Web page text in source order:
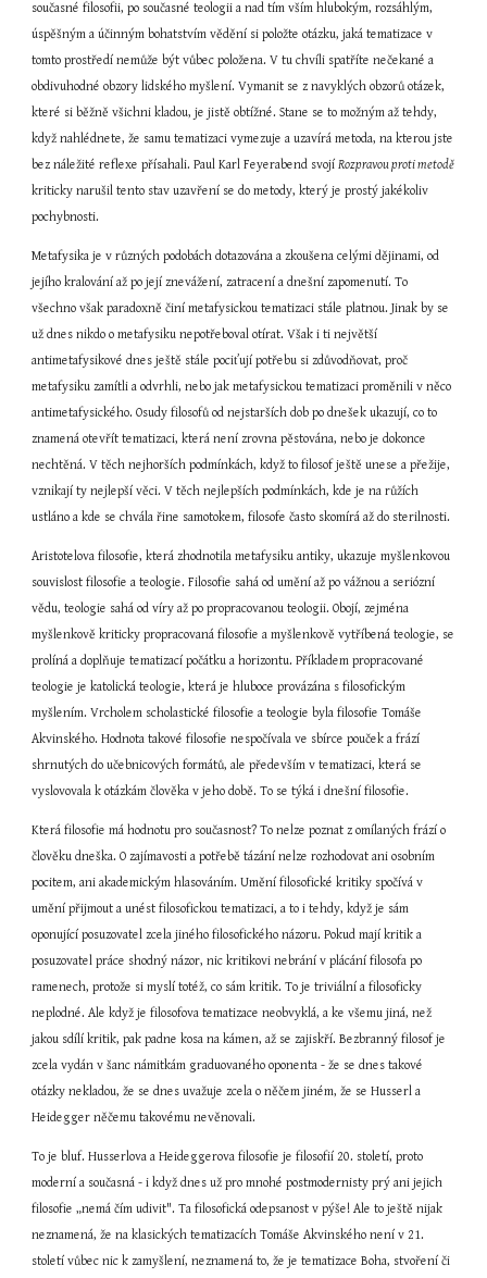
současné filosofii, po současné teologii a nad tím vším hlubokým, rozsáhlým,
úspěšným a účinným bohatstvím vědění si položte otázku, jaká tematizace v
tomto prostředí nemůže být vůbec položena. V tu chvíli spatříte nečekané a
obdivuhodné obzory lidského myšlení. Vymanit se z navyklých obzorů otázek,
které si běžně všichni kladou, je jistě obtížné. Stane se to možným až tehdy,
když nahlédnete, že samu tematizaci vymezuje a uzavírá metoda, na kterou jste
bez náležité reflexe přísahali. Paul Karl Feyerabend svojí Rozpravou proti metodě
kriticky narušil tento stav uzavření se do metody, který je prostý jakékoliv
pochybnosti.
Metafysika je v různých podobách dotazována a zkoušena celými dějinami, od
jejího kralování až po její znevážení, zatracení a dnešní zapomenutí. To
všechno však paradoxně činí metafysickou tematizaci stále platnou. Jinak by se
už dnes nikdo o metafysiku nepotřeboval otírat. Však i ti největší
antimetafysikové dnes ještě stále pociťují potřebu si zdůvodňovat, proč
metafysiku zamítli a odvrhli, nebo jak metafysickou tematizaci proměnili v něco
antimetafysického. Osudy filosofů od nejstarších dob po dnešek ukazují, co to
znamená otevřít tematizaci, která není zrovna pěstována, nebo je dokonce
nechtěná. V těch nejhorších podmínkách, když to filosof ještě unese a přežije,
vznikají ty nejlepší věci. V těch nejlepších podmínkách, kde je na růžích
ustláno a kde se chvála řine samotokem, filosofe často skomírá až do sterilnosti.
Aristotelova filosofie, která zhodnotila metafysiku antiky, ukazuje myšlenkovou
souvislost filosofie a teologie. Filosofie sahá od umění až po vážnou a seriózní
vědu, teologie sahá od víry až po propracovanou teologii. Obojí, zejména
myšlenkově kriticky propracovaná filosofie a myšlenkově vytříbená teologie, se
prolíná a doplňuje tematizací počátku a horizontu. Příkladem propracované
teologie je katolická teologie, která je hluboce provázána s filosofickým
myšlením. Vrcholem scholastické filosofie a teologie byla filosofie Tomáše
Akvinského. Hodnota takové filosofie nespočívala ve sbírce pouček a frází
shrnutých do učebnicových formátů, ale především v tematizaci, která se
vyslovovala k otázkám člověka v jeho době. To se týká i dnešní filosofie.
Která filosofie má hodnotu pro současnost? To nelze poznat z omílaných frází o
člověku dneška. O zajímavosti a potřebě tázání nelze rozhodovat ani osobním
pocitem, ani akademickým hlasováním. Umění filosofické kritiky spočívá v
umění přijmout a unést filosofickou tematizaci, a to i tehdy, když je sám
oponující posuzovatel zcela jiného filosofického názoru. Pokud mají kritik a
posuzovatel práce shodný názor, nic kritikovi nebrání v plácání filosofa po
ramenech, protože si myslí totéž, co sám kritik. To je triviální a filosoficky
neplodné. Ale když je filosofova tematizace neobvyklá, a ke všemu jiná, než
jakou sdílí kritik, pak padne kosa na kámen, až se zajiskří. Bezbranný filosof je
zcela vydán v šanc námitkám graduovaného oponenta - že se dnes takové
otázky nekladou, že se dnes uvažuje zcela o něčem jiném, že se Husserl a
Heidegger něčemu takovému nevěnovali.
To je bluf. Husserlova a Heideggerova filosofie je filosofií 20. století, proto
moderní a současná - i když dnes už pro mnohé postmodernisty prý ani jejich
filosofie „nemá čím udivit". Ta filosofická odepsanost v pýše! Ale to ještě nijak
neznamená, že na klasických tematizacích Tomáše Akvinského není v 21.
století vůbec nic k zamyšlení, neznamená to, že je tematizace Boha, stvoření či